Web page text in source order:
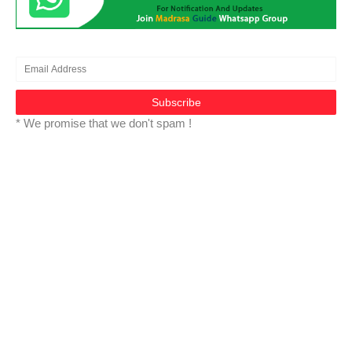
* We promise that we don't spam !